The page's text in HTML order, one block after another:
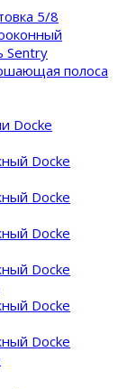
5/8
Sentry
полоса
Docke
Docke
Docke
Docke
Docke
Docke
Docke